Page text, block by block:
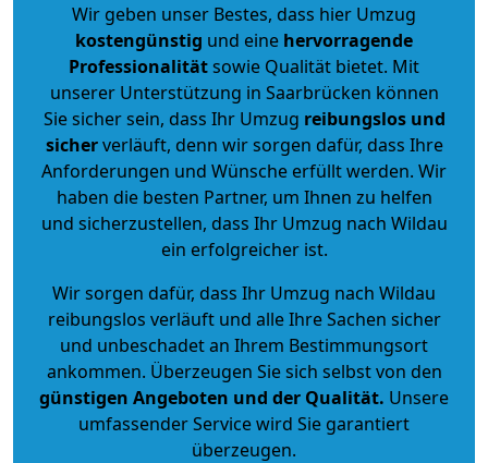
Wir geben unser Bestes, dass hier Umzug
kostengünstig und eine hervorragende
Professionalitätsowie Qualität bietet. Mit
unserer Unterstützung in Saarbrücken können
Sie sicher sein, dass Ihr Umzug reibungslos und
sicherverläuft, denn wir sorgen dafür, dass Ihre
Anforderungen und Wünsche erfüllt werden. Wir
haben die besten Partner, um Ihnen zu helfen
und sicherzustellen, dass Ihr Umzug nach Wildau
ein erfolgreicher ist.
Wir sorgen dafür, dass Ihr Umzug nach Wildau
reibungslos verläuft und alle Ihre Sachen sicher
und unbeschadet an Ihrem Bestimmungsort
ankommen. Überzeugen Sie sich selbst von den
günstigen Angeboten und der Qualität. Unsere
umfassender Service wird Sie garantiert
überzeugen.